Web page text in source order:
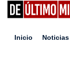
Inicio Noticias